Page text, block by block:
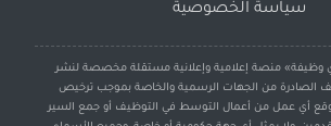
سياسة الخصوصية
وظيفة» منصة إعلامية وإعلانية مستقلة مخصصة لنشر
الصادرة من الجهات الرسمية والخاصة بموجب ترخيص
أي عمل من أعمال التوسط في التوظيف أو جمع السير